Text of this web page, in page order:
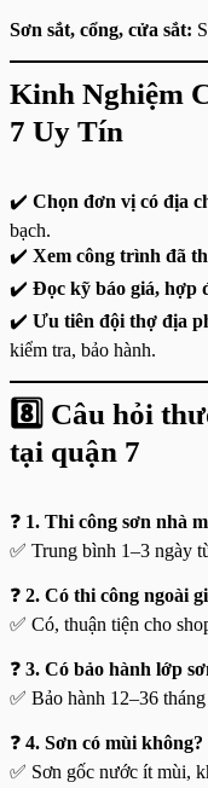
Sơn sắt, cổng, cửa sắt:
Kinh Nghiệm
7 Uy Tín
✔️ Chọn đơn vị có địa
bạch.
✔️ Xem công trình đã
✔️ Đọc kỹ báo giá, hợp
✔️ Ưu tiên đội thợ địa
kiểm tra, bảo hành.
8️⃣ Câu hỏi
tại quận 7
❓ 1. Thi công sơn nhà
✅ Trung bình 1–3 ngày
❓ 2. Có thi công ngoài
✅ Có, thuận tiện cho
❓ 3. Có bảo hành lớp
✅ Bảo hành 12–36
❓ 4. Sơn có mùi không?
✅ Sơn gốc nước ít mùi,